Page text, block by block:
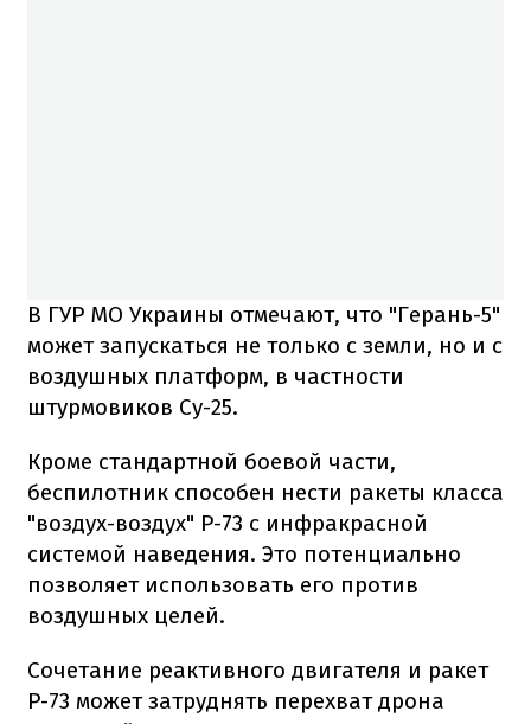
В ГУР МО Украины отмечают, что "Герань-5"
может запускаться не только с земли, но и с
воздушных платформ, в частности
штурмовиков Су-25.
Кроме стандартной боевой части,
беспилотник способен нести ракеты класса
"воздух-воздух" Р-73 с инфракрасной
системой наведения. Это потенциально
позволяет использовать его против
воздушных целей.
Сочетание реактивного двигателя и ракет
Р-73 может затруднять перехват дрона